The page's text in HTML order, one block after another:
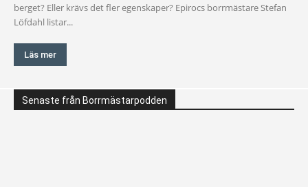
berget? Eller krävs det fler egenskaper? Epirocs borrmästare Stefan
Löfdahl listar...
Läs mer
Senaste från Borrmästarpodden